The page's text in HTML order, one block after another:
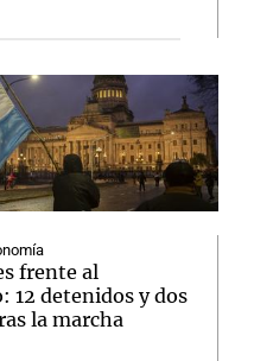
frente al
12 detenidos y dos
la marcha